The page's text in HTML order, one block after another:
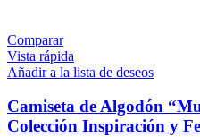
Comparar
Vista rápida
Añadir a la lista de deseos
Camiseta de Algodón
Colección Inspiración y Fe